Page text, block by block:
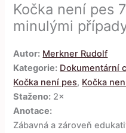
Kočka není pes
minulými
Autor: Merkner Rudolf
Kategorie: Dokumentární
Kočka není pes, Kočka
Staženo: 2×
Anotace:
Zábavná a zároveň